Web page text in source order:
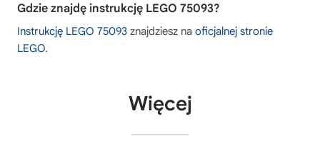
Gdzie znajdę instrukcję LEGO 75093?
Instrukcję LEGO 75093 znajdziesz na oficjalnej stronie
LEGO.
Więcej